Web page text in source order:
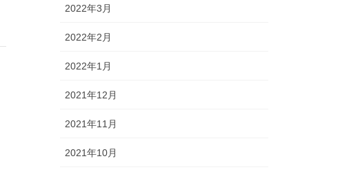
2022年3月
2022年2月
2022年1月
2021年12月
2021年11月
2021年10月